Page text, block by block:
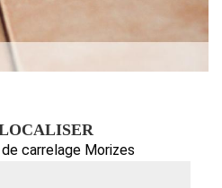
carrelage Morizes